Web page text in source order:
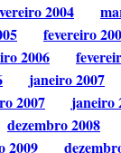
2004
fevereiro
2006
janeiro 2007
2007 janeiro
dezembro 2008
2009